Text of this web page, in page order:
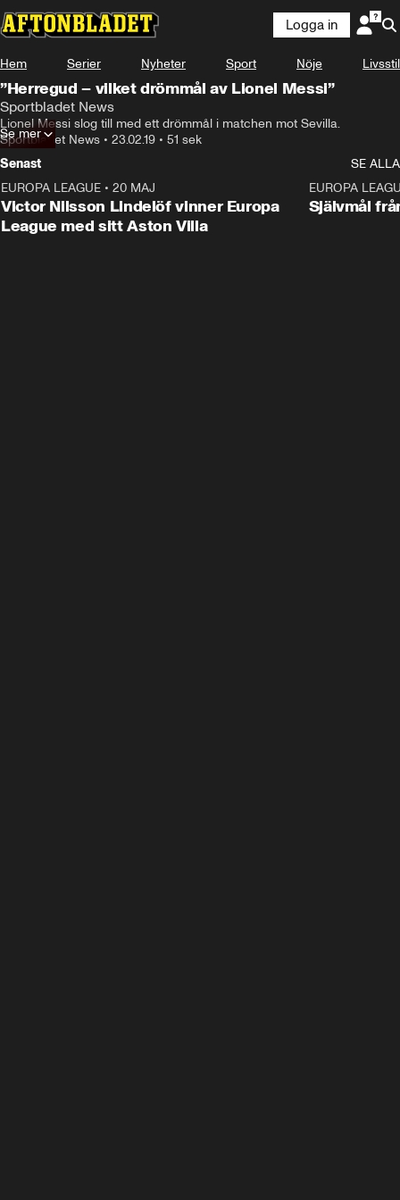
Logga in
Hem Serier Nyheter Sport Nöje Livsstil
”Herregud – vilket drömmål av Lionel Messi”
Sportbladet News
Lionel Messi slog till med ett drömmål i matchen mot Sevilla.
Sportbladet News • 23.02.19 • 51 sek
Se mer
Senast
SE ALLA
EUROPA LEAGUE • 20 MAJ
Victor Nilsson Lindelöf vinner Europa
League med sitt Aston Villa
EUROPA
Självmål